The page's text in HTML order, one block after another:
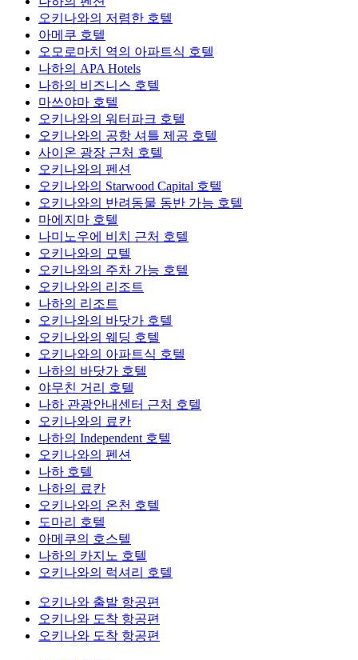
오키나와의 저렴한 호텔
아메쿠 호텔
오모로마치 역의 아파트식 호텔
나하의 APA Hotels
나하의 비즈니스 호텔
마쓰야마 호텔
오키나와의 워터파크 호텔
오키나와의 공항 셔틀 제공 호텔
사이온 광장 근처 호텔
오키나와의 펜션
오키나와의 Starwood Capital 호텔
오키나와의 반려동물 동반 가능 호텔
마에지마 호텔
나미노우에 비치 근처 호텔
오키나와의 모텔
오키나와의 주차 가능 호텔
오키나와의 리조트
나하의 리조트
오키나와의 바닷가 호텔
오키나와의 웨딩 호텔
오키나와의 아파트식 호텔
나하의 바닷가 호텔
야무친 거리 호텔
나하 관광안내센터 근처 호텔
오키나와의 료칸
나하의 Independent 호텔
오키나와의 펜션
나하 호텔
나하의 료칸
오키나와의 온천 호텔
도마리 호텔
아메쿠의 호스텔
나하의 카지노 호텔
오키나와의 럭셔리 호텔
오키나와 출발 항공편
오키나와 도착 항공편
오키나와 도착 항공편